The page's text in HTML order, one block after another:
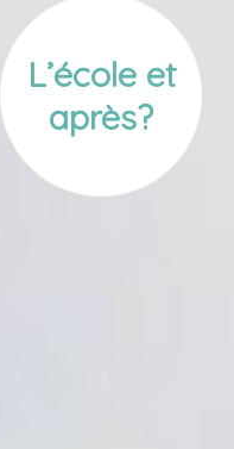
L’école et
après?